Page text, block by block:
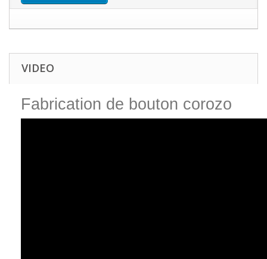
VIDEO
Fabrication de bouton corozo